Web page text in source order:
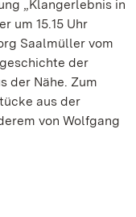
„Klangerlebnis in
um 15.15 Uhr
Saalmüller vom
der
der Nähe. Zum
aus der
von Wolfgang